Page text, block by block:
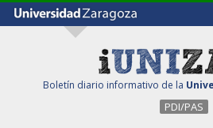
Boletín diario informativo de la
PDI/PAS